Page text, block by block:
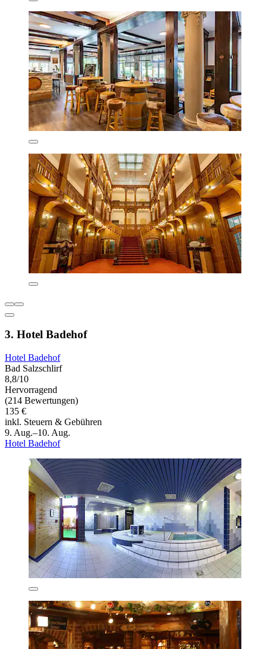
3. Hotel Badehof
Hotel Badehof
Bad Salzschlirf
8,8/10
Hervorragend
(214 Bewertungen)
135 €
inkl. Steuern & Gebühren
9. Aug.–10. Aug.
Hotel Badehof